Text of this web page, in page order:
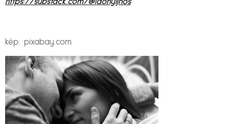
kép: pixabay.com